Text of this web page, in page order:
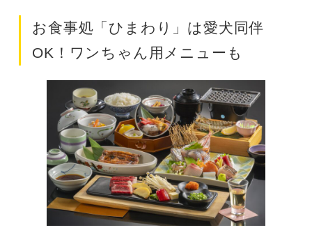
お食事処「ひまわり」は愛犬同伴
OK！ワンちゃん用メニューも